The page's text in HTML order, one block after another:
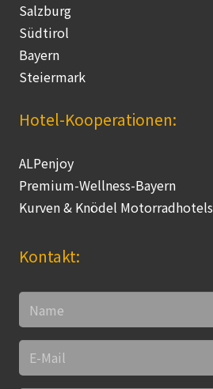
Salzburg
Südtirol
Bayern
Steiermark
Hotel-Kooperationen:
ALPenjoy
Premium-Wellness-Bayern
Kurven & Knödel Motorradhotels
Kontakt: